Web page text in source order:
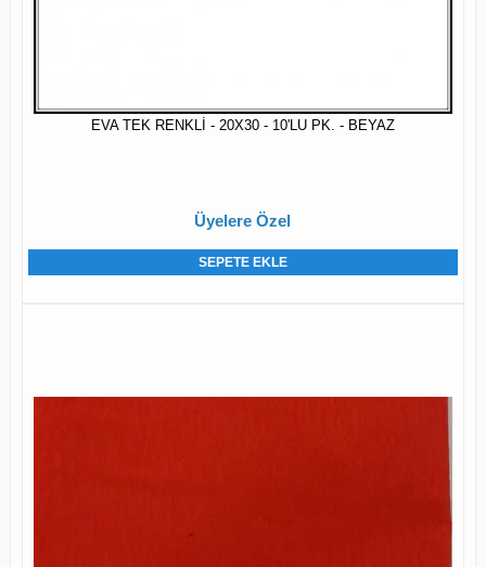
EVA TEK RENKLİ - 20X30 - 10'LU PK. - BEYAZ
Üyelere Özel
SEPETE EKLE